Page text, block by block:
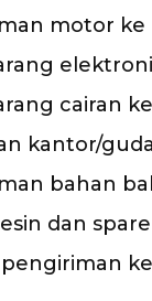
motor ke
cairan
kantor/
bahan
dan